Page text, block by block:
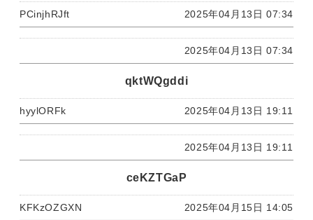
PCinjhRJft 2025年04月13日 07:34
2025年04月13日 07:34
qktWQgddi
hyylORFk 2025年04月13日 19:11
2025年04月13日 19:11
ceKZTGaP
KFKzOZGXN 2025年04月15日 14:05